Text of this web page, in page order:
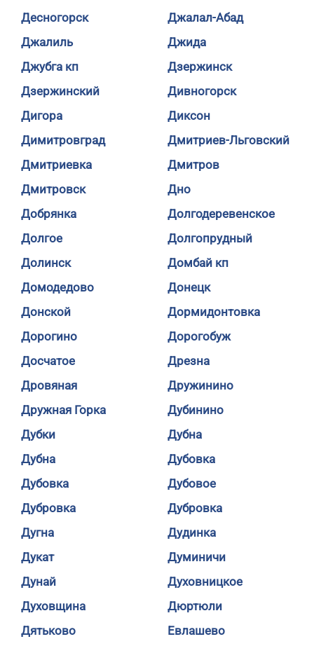
Десногорск
Джалал-Абад
Джалиль
Джида
Джубга кп
Дзержинск
Дзержинский
Дивногорск
Дигора
Диксон
Димитровград
Дмитриев-Льговский
Дмитриевка
Дмитров
Дмитровск
Дно
Добрянка
Долгодеревенское
Долгое
Долгопрудный
Долинск
Домбай кп
Домодедово
Донецк
Донской
Дормидонтовка
Дорогино
Дорогобуж
Досчатое
Дрезна
Дровяная
Дружинино
Дружная Горка
Дубинино
Дубки
Дубна
Дубна
Дубовка
Дубовка
Дубовое
Дубровка
Дубровка
Дугна
Дудинка
Дукат
Думиничи
Дунай
Духовницкое
Духовщина
Дюртюли
Дятьково
Евлашево